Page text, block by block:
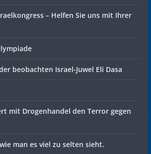
– Helfen Sie uns mit Ihrer
beobachten Israel-Juwel Eli Dasa
mit Drogenhandel den Terror gegen
man es viel zu selten sieht.